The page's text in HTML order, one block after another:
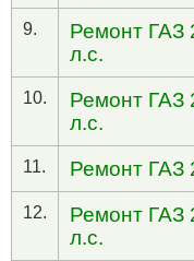
9.
Ремонт ГАЗ
л.с.
10.
Ремонт ГАЗ
л.с.
11. Ремонт ГАЗ
12.
Ремонт ГАЗ
л.с.